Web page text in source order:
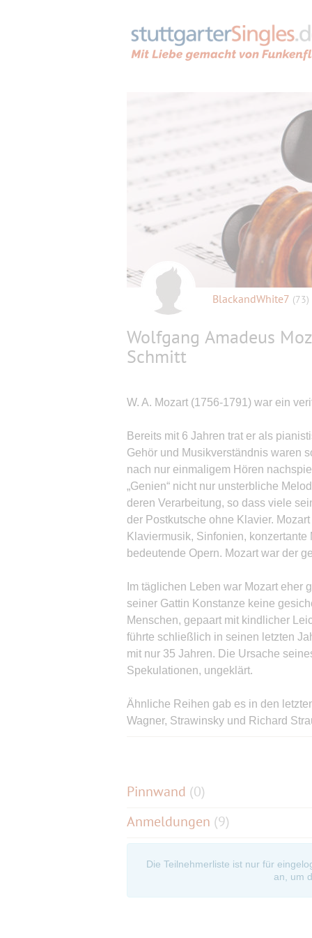
BlackandWhite7 (73)
Wolfgang Amadeus
Schmitt
W. A. Mozart (1756-1791) war ein
Bereits mit 6 Jahren trat er als
Gehör und Musikverständnis waren
nach nur einmaligem Hören
„Genien“ nicht nur unsterbliche
deren Verarbeitung, so dass viele
der Postkutsche ohne Klavier.
Klaviermusik, Sinfonien,
bedeutende Opern. Mozart war der
Im täglichen Leben war Mozart eher
seiner Gattin Konstanze keine
Menschen, gepaart mit kindlicher
führte schließlich in seinen letzten
mit nur 35 Jahren. Die Ursache
Spekulationen, ungeklärt.
Ähnliche Reihen gab es in den
Wagner, Strawinsky und Richard
für klassische Musik interessiert
die Geschichte der Musik zu geben.
Die Vorlesung besteht aus zwei
Pinnwand (0)
Anmeldungen (9)
Die Teilnehmerliste ist nur für
an, um